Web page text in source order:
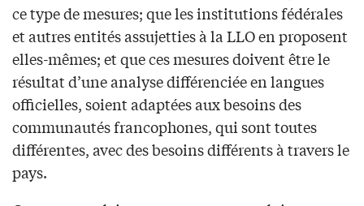
ce type de mesures; que les institutions fédérales
et autres entités assujetties à la LLO en proposent
elles-mêmes; et que ces mesures doivent être le
résultat d’une analyse différenciée en langues
officielles, soient adaptées aux besoins des
communautés francophones, qui sont toutes
différentes, avec des besoins différents à travers le
pays.